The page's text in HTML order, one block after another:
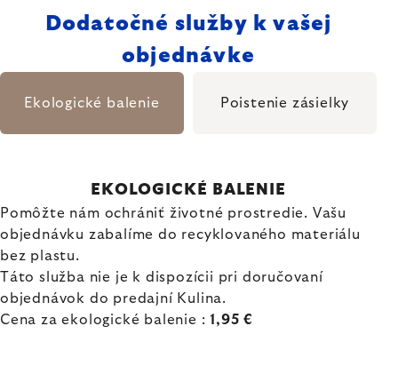
Dodatočné služby k vašej
objednávke
Ekologické balenie Poistenie zásielky
EKOLOGICKÉ BALENIE
Pomôžte nám ochrániť životné prostredie. Vašu
objednávku zabalíme do recyklovaného materiálu
bez plastu.
Táto služba nie je k dispozícii pri doručovaní
objednávok do predajní Kulina.
Cena za ekologické balenie :1,95 €